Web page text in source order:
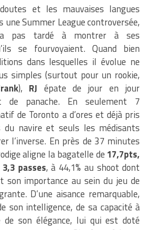
et les mauvaises langues
une Summer League controversée,
pas tardé à montrer à ses
se fourvoyaient. Quand bien
dans lesquelles il évolue ne
simples (surtout pour un rookie,
), RJ épate de jour en jour
de panache. En seulement 7
de Toronto a d’ores et déjà pris
du navire et seuls les médisants
l’inverse. En près de 37 minutes
aligne la bagatelle de 17,7pts,
passes, à 44,1% au shoot dont
son importance au sein du jeu de
D’une aisance remarquable,
son intelligence, de sa capacité à
de son élégance, lui qui est doté